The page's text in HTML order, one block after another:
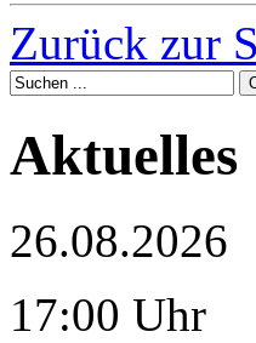
Zurück zur
Aktuelles
26.08.2026
17:00 Uhr